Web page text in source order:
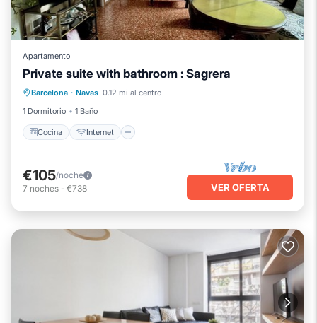
Apartamento
Private suite with bathroom : Sagrera
Barcelona · Navas 0.12 mi al centro
1 Dormitorio
1 Baño
Cocina Internet
Cocina Internet
Apto para niños
Lavandería
€105/noche
7 noches - €738 VER OFERTA